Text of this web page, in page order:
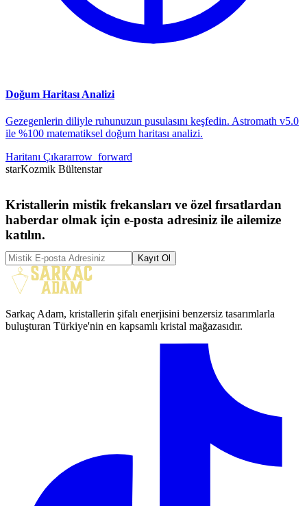
Doğum Haritası Analizi
Gezegenlerin diliyle ruhunuzun pusulasını keşfedin. Astromath v5.0
ile %100 matematiksel doğum haritası analizi.
Haritanı Çıkararrow_forward
starKozmik Bültenstar
Kristallerin mistik frekansları ve özel fırsatlardan
haberdar olmak için e-posta adresiniz ile ailemize
katılın.
Kayıt Ol
Sarkaç Adam, kristallerin şifalı enerjisini benzersiz tasarımlarla
buluşturan Türkiye'nin en kapsamlı kristal mağazasıdır.